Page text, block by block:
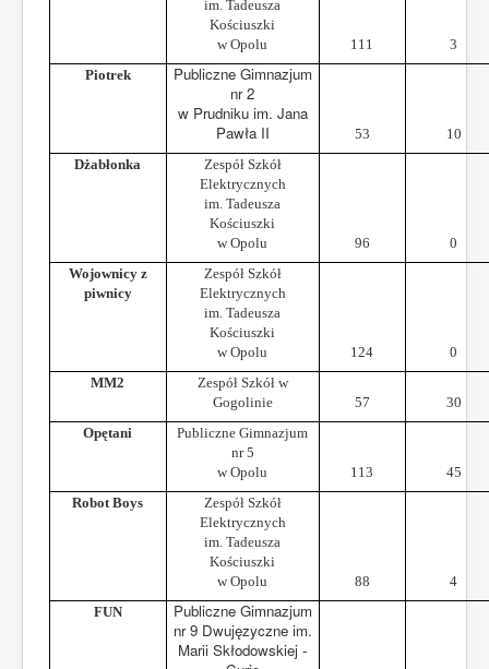
im. Tadeusza
Kościuszki
w Opolu
111
3
Piotrek
Publiczne Gimnazjum
nr 2
w Prudniku im. Jana
Pawła II
53
10
Dżabłonka
Zespół Szkół
Elektrycznych
im. Tadeusza
Kościuszki
w Opolu
96
0
Wojownicy z
piwnicy
Zespół Szkół
Elektrycznych
im. Tadeusza
Kościuszki
w Opolu
124
0
MM2
Zespół Szkół w
Gogolinie
57
30
Opętani
Publiczne Gimnazjum
nr 5
w Opolu
113
45
Robot Boys
Zespół Szkół
Elektrycznych
im. Tadeusza
Kościuszki
w Opolu
88
4
FUN
Publiczne Gimnazjum
nr 9 Dwujęzyczne im.
Marii Skłodowskiej -